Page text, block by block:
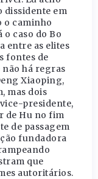
dissidente em
o caminho
o caso do Bo
entre as elites
fontes de
há regras
Xiaoping,
mas dois
vice-presidente,
de Hu no fim
de passagem
fundadora
que
autoritários.